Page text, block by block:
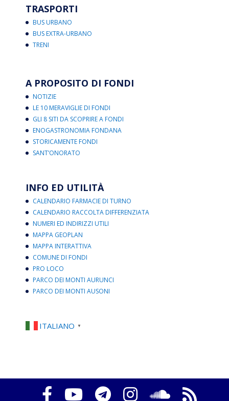
TRASPORTI
BUS URBANO
BUS EXTRA-URBANO
TRENI
A PROPOSITO DI FONDI
NOTIZIE
LE 10 MERAVIGLIE DI FONDI
GLI 8 SITI DA SCOPRIRE A FONDI
ENOGASTRONOMIA FONDANA
STORICAMENTE FONDI
SANT’ONORATO
INFO ED UTILITÀ
CALENDARIO FARMACIE DI TURNO
CALENDARIO RACCOLTA DIFFERENZIATA
NUMERI ED INDIRIZZI UTILI
MAPPA GEOPLAN
MAPPA INTERATTIVA
COMUNE DI FONDI
PRO LOCO
PARCO DEI MONTI AURUNCI
PARCO DEI MONTI AUSONI
ITALIANO ▼